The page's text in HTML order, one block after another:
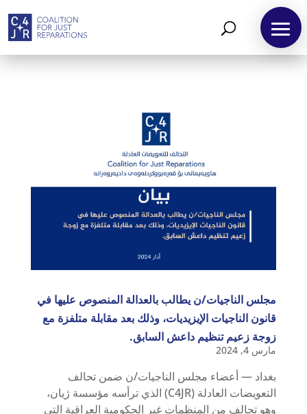
مجلس الناجيات/ن يطالب بالعدالة المنصوص عليها في
قانون الناجيات الإيزيديات، وذلك بعد مقابلة متلفزة مع
زوجة زعيم تنظيم داعش السابق.
مارس 4, 2024
بغداد — أعضاء مجلس الناجيات/ن ضمن تحالف
التعويضات العادلة (C4JR) الذي ترأسه مؤسسة ژيان،
وهو تحالف من المنظمات غير الحكومية العراقية التي